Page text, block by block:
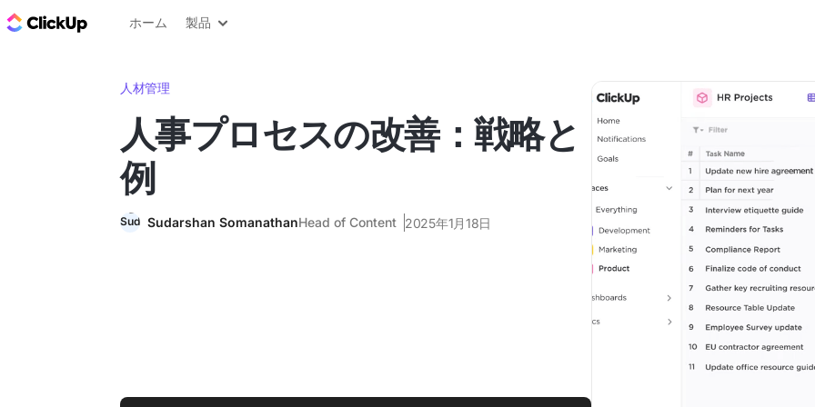
ClickUp ブログ
ホーム 製品
人材管理
人事プロセスの改善：戦略と
例
Sudarshan SomanathanHead of Content 2025年1月18日